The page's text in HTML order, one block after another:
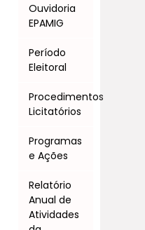
Ouvidoria
EPAMIG
Período
Eleitoral
Procedimentos
Licitatórios
Programas
e Ações
Relatório
Anual de
Atividades